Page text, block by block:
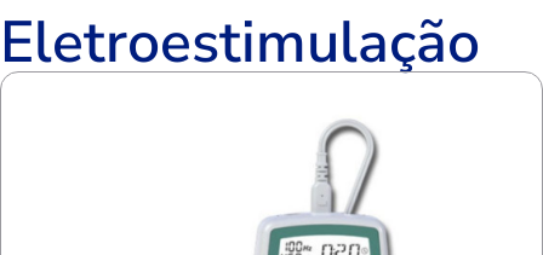
Eletroestimulação